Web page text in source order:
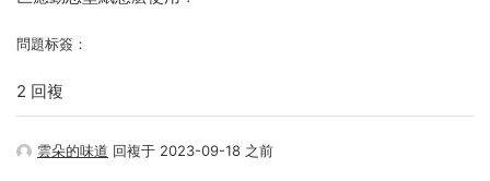
問題标簽：
2 回複
雲朵的味道 回複于 2023-09-18 之前